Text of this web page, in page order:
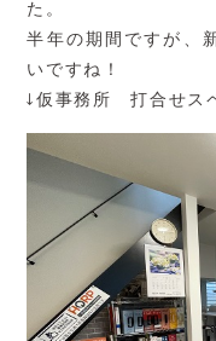
た。
半年の期間ですが、
いですね！
↓仮事務所 打合せス